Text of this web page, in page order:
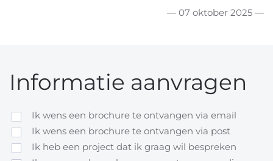
— 07 oktober 2025 —
Informatie aanvragen
Ik wens een brochure te ontvangen via email
Ik wens een brochure te ontvangen via post
Ik heb een project dat ik graag wil bespreken